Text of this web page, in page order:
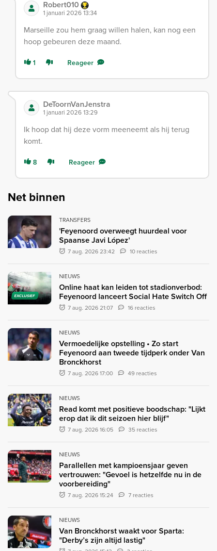
Robert010
1 januari 2026 13:34
Marseille zou hem graag willen halen, kan nog een
hoop gebeuren deze maand.
1 Reageer
DeToornVanJenstra
1 januari 2026 13:29
Ik hoop dat hij deze vorm meeneemt als hij terug
komt.
8 Reageer
Net binnen
TRANSFERS
'Feyenoord overweegt huurdeal voor
Spaanse Javi López'
7 aug. 2026 23:42 10 reacties
EXCLUSIEF
NIEUWS
Online haat kan leiden tot stadionverbod:
Feyenoord lanceert Social Hate Switch Off
7 aug. 2026 21:07 16 reacties
NIEUWS
Vermoedelijke opstelling • Zo start
Feyenoord aan tweede tijdperk onder Van
Bronckhorst
7 aug. 2026 17:00 49 reacties
NIEUWS
Read komt met positieve boodschap: "Lijkt
erop dat ik dit seizoen hier blijf"
7 aug. 2026 16:05 35 reacties
NIEUWS
Parallellen met kampioensjaar geven
vertrouwen: "Gevoel is hetzelfde nu in de
voorbereiding"
7 aug. 2026 15:24 7 reacties
NIEUWS
Van Bronckhorst waakt voor Sparta:
"Derby’s zijn altijd lastig"